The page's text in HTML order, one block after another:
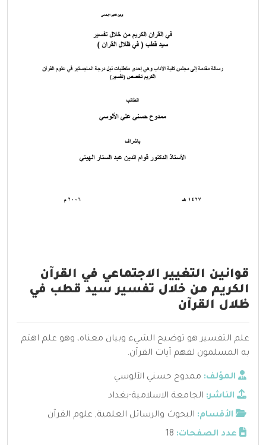
قوانين التغيير الاجتماعي في القرآن
الكريم من خلال تفسير سيد قطب في
ظلال القرآن
علم التفسير هو توضيح الشيء وبيان معناه، وهو علم اهتم
به المسلمون لفهم آيات القرآن.
المؤلف: ممدوح حسني الآلوسي
الناشر: الجامعة الاسلامية-بغداد
الأقسام: البحوث والرسائل العلمية, علوم القرآن
عدد الصفحات: 18